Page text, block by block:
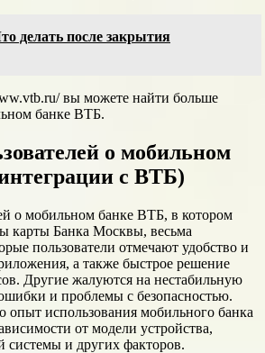
делать после закрытия
вы можете найти больше
банке ВТБ.
о мобильном
с ВТБ)
о мобильном банке ВТБ, в котором
карты Банка Москвы, весьма
пользователи отмечают удобство и
а также быстрое решение
Другие жалуются на нестабильную
и проблемы с безопасностью.
опыт использования мобильного банка
от модели устройства,
системы и других факторов.